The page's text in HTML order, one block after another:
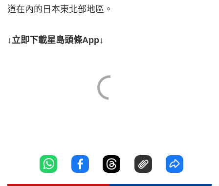
道在內的日本東北部地區。
↓立即下載星島頭條App↓